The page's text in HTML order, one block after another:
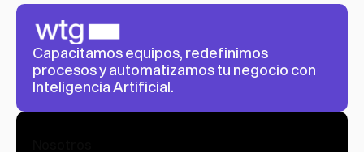
Capacitamos equipos, redefinimos
procesos y automatizamos tu negocio con
Inteligencia Artificial.